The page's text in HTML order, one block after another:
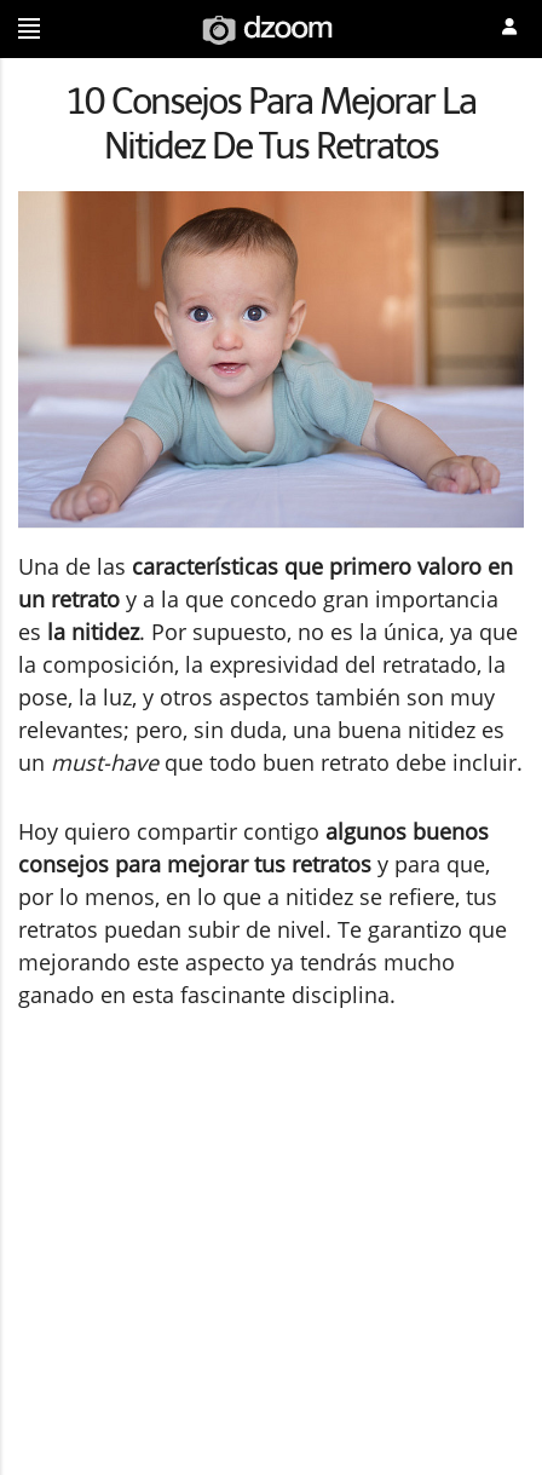
10 Consejos Para Mejorar La
Nitidez De Tus Retratos
Una de las características que primero valoro en
un retrato y a la que concedo gran importancia
es la nitidez. Por supuesto, no es la única, ya que
la composición, la expresividad del retratado, la
pose, la luz, y otros aspectos también son muy
relevantes; pero, sin duda, una buena nitidez es
un must-haveque todo buen retrato debe incluir.
Hoy quiero compartir contigo algunos buenos
consejos para mejorar tus retratos y para que,
por lo menos, en lo que a nitidez se refiere, tus
retratos puedan subir de nivel. Te garantizo que
mejorando este aspecto ya tendrás mucho
ganado en esta fascinante disciplina.